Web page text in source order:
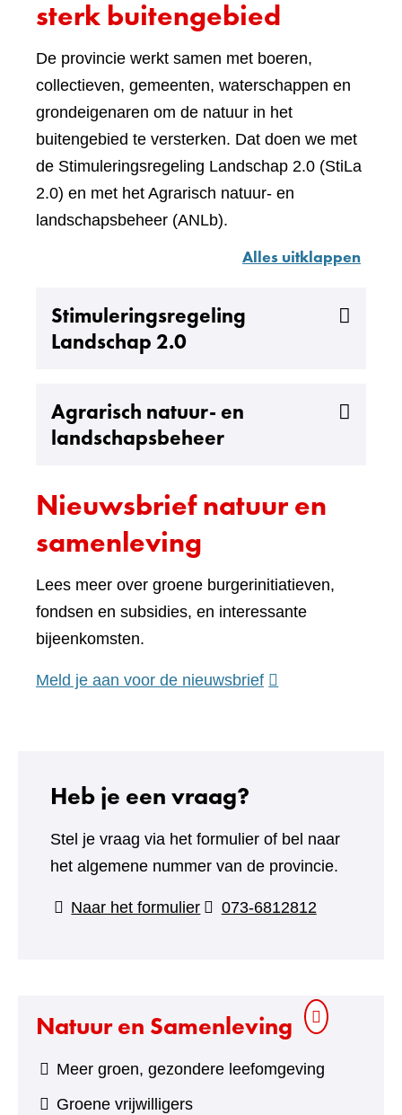
sterk buitengebied
De provincie werkt samen met boeren,
collectieven, gemeenten, waterschappen en
grondeigenaren om de natuur in het
buitengebied te versterken. Dat doen we met
de Stimuleringsregeling Landschap 2.0 (StiLa
2.0) en met het Agrarisch natuur- en
landschapsbeheer (ANLb).
Alles uitklappen
Stimuleringsregeling
Landschap 2.0
Uitklappen
Agrarisch natuur- en
landschapsbeheer
Uitklappen
Nieuwsbrief natuur en
samenleving
Lees meer over groene burgerinitiatieven,
fondsen en subsidies, en interessante
bijeenkomsten.
Meld je aan voor de nieuwsbrief(verwijst
Heb je een vraag?
Stel je vraag via het formulier of bel naar
het algemene nummer van de provincie.
Naar het formulier(verwijst
website)
073-6812812
Natuur en Samenleving
Meer groen, gezondere leefomgeving
Groene vrijwilligers